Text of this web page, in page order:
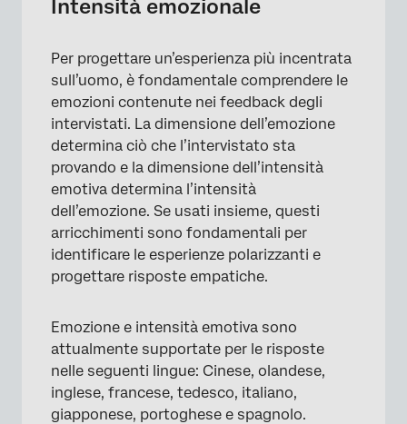
Intensità emozionale
Per progettare un’esperienza più incentrata
sull’uomo, è fondamentale comprendere le
emozioni contenute nei feedback degli
intervistati. La dimensione dell’emozione
determina ciò che l’intervistato sta
provando e la dimensione dell’intensità
emotiva determina l’intensità
dell’emozione. Se usati insieme, questi
arricchimenti sono fondamentali per
identificare le esperienze polarizzanti e
progettare risposte empatiche.
Emozione e intensità emotiva sono
attualmente supportate per le risposte
nelle seguenti lingue: Cinese, olandese,
inglese, francese, tedesco, italiano,
giapponese, portoghese e spagnolo.